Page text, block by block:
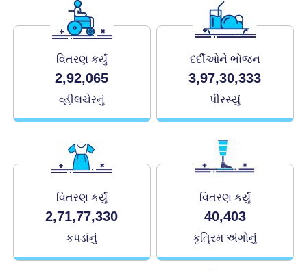
વિતરણ કર્યું
2,92,065
વ્હીલચેરનું
દર્દીઓને ભોજન
3,97,30,333
પીરસ્યું
વિતરણ કર્યું
2,71,77,330
કપડાંનું
વિતરણ કર્યું
40,403
કૃત્રિમ અંગોનું